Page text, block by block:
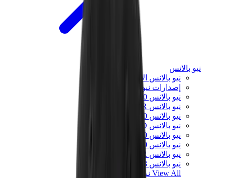
نيو بالانس
نيو بالانس الأكثر مبيعاً
إصدارات نيو بالانس الجديدة
نيو بالانس 550
نيو بالانس 2002R
نيو بالانس 9060
نيو بالانس 1906D
نيو بالانس 530
نيو بالانس 990
نيو بالانس 650R
نيو بالانس 993
View All نيو بالانس